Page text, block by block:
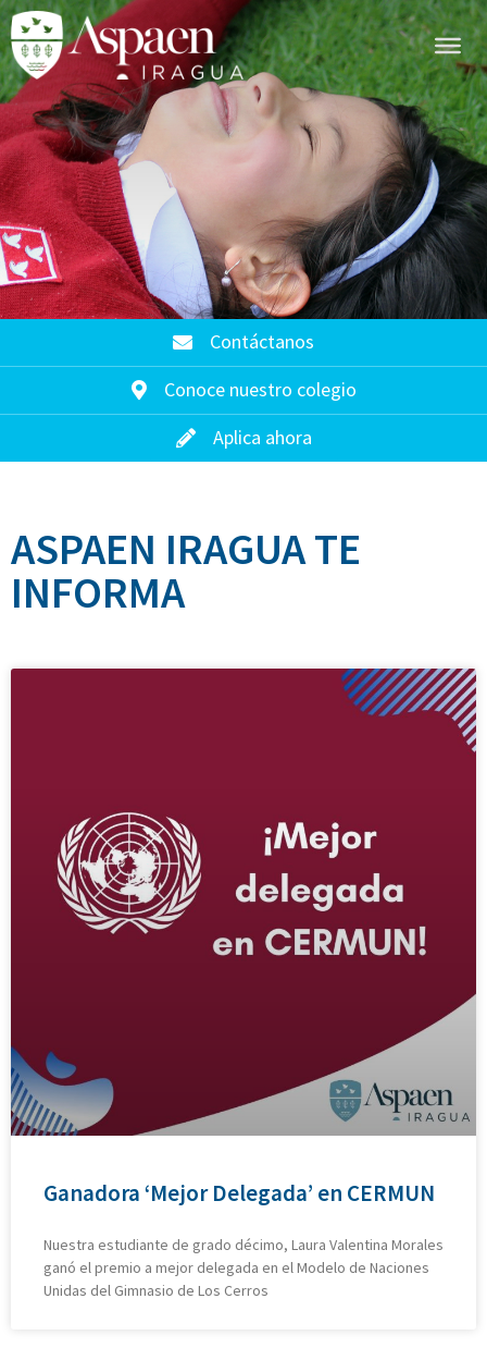
Contáctanos
Conoce nuestro colegio
Aplica ahora
ASPAEN IRAGUA TE
INFORMA
Ganadora ‘Mejor Delegada’ en CERMUN
Nuestra estudiante de grado décimo, Laura Valentina Morales
ganó el premio a mejor delegada en el Modelo de Naciones
Unidas del Gimnasio de Los Cerros